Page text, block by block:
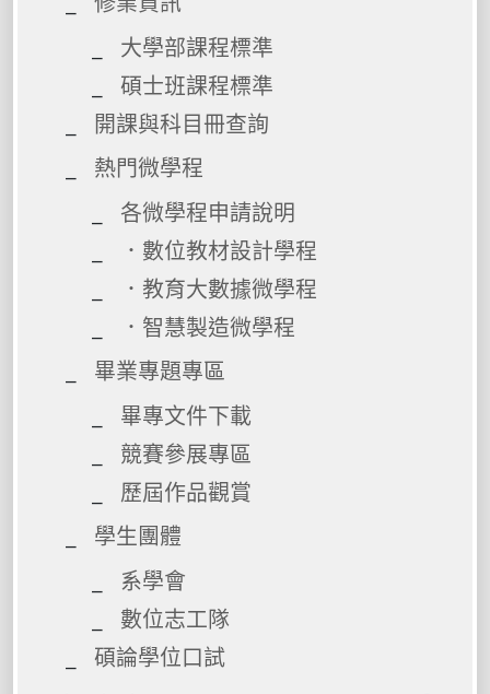
大學部課程標準
碩士班課程標準
開課與科目冊查詢
熱門微學程
各微學程申請說明
．數位教材設計學程
．教育大數據微學程
．智慧製造微學程
畢業專題專區
畢專文件下載
競賽參展專區
歷屆作品觀賞
學生團體
系學會
數位志工隊
碩論學位口試